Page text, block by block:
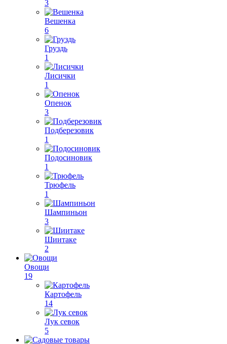
3
Вешенка
6
Груздь
1
Лисички
1
Опенок
3
Подберезовик
1
Подосиновик
1
Трюфель
1
Шампиньон
3
Шиитаке
2
Овощи
19
Картофель
14
Лук севок
5